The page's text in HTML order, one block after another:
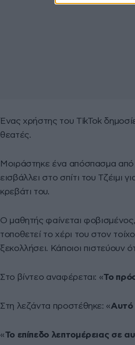
Ένας χρήστης του TikTok
θεατές.
Μοιράστηκε ένα απόσπασμα από
εισβάλλει στο σπίτι του Τζέιμι
κρεβάτι του.
Ο μαθητής φαίνεται
τοποθετεί το χέρι του στον
ξεκολλήσει. Κάποιοι πιστεύουν
Στο βίντεο αναφέρεται: «Το
Στη λεζάντα προστέθηκε: «Αυτό
«Το επίπεδο λεπτομέρειας σε